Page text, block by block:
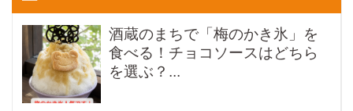
酒蔵のまちで「梅のかき氷」を
食べる！チョコソースはどちら
を選ぶ？...